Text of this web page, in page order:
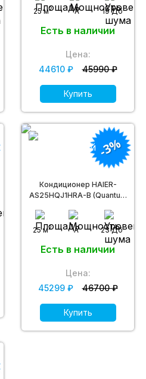
25 м2 A 19 Дб
Есть в наличии
Цена:
44610 ₽
45990 ₽
Купить
Кондиционер HAIER-
AS25HQJ1HRA-B (Quantum
25 м2 A 23 Дб
Есть в наличии
-3%
Цена:
45299 ₽
46700 ₽
Купить